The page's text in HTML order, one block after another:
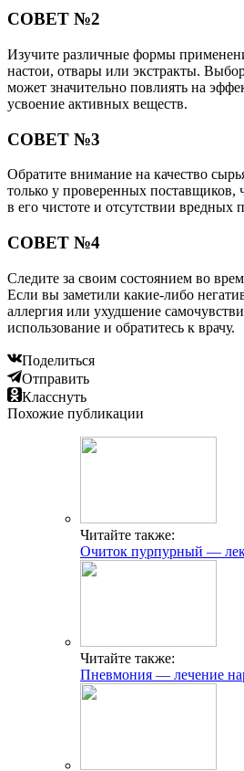
СОВЕТ №2
Изучите различные формы
настои, отвары или экстракты.
может значительно повлиять на
усвоение активных веществ.
СОВЕТ №3
Обратите внимание на качество
только у проверенных
в его чистоте и отсутствии вредных
СОВЕТ №4
Следите за своим состоянием во
Если вы заметили какие-либо
аллергия или ухудшение
использование и обратитесь к врачу.
Поделиться
Отправить
Класснуть
Похожие публикации
Читайте также:
Очиток пурпурный —
Читайте также:
Пневмония — лечение